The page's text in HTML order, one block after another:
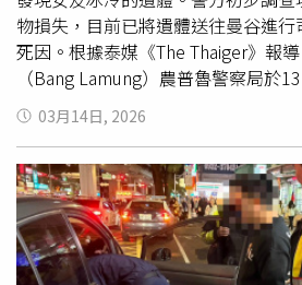
物損失，目前已將遺體送往曼谷進
死因。根據泰媒《The Thaiger》報
（Bang Lamung）農普魯警察局於
案，指稱當地一處民宅發生命案。
基金會（Sawang Boriboon
場時，死者27歲女子（化名A小姐）
已在現場，B先生情緒幾近崩潰。警
初步勘驗顯示室內並無外力介入跡
者確切死因仍有待進一步鑑定。現
示，事發前他曾與女友發生爭執，
03月14日, 2026